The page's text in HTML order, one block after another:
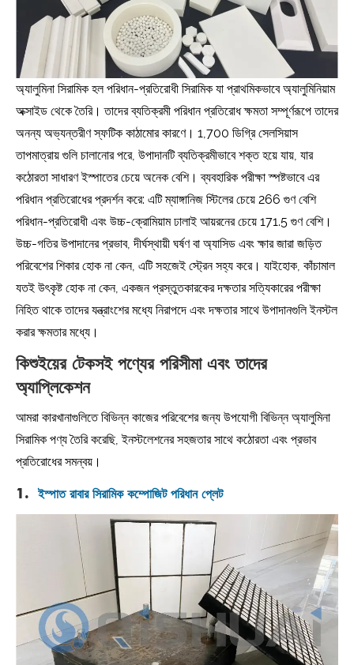
অ্যালুমিনা সিরামিক হল পরিধান-প্রতিরোধী সিরামিক যা প্রাথমিকভাবে অ্যালুমিনিয়াম
অক্সাইড থেকে তৈরি। তাদের ব্যতিক্রমী পরিধান প্রতিরোধ ক্ষমতা সম্পূর্ণরূপে তাদের
অনন্য অভ্যন্তরীণ স্ফটিক কাঠামোর কারণে। 1,700 ডিগ্রি সেলসিয়াস
তাপমাত্রায় গুলি চালানোর পরে, উপাদানটি ব্যতিক্রমীভাবে শক্ত হয়ে যায়, যার
কঠোরতা সাধারণ ইস্পাতের চেয়ে অনেক বেশি। ব্যবহারিক পরীক্ষা স্পষ্টভাবে এর
পরিধান প্রতিরোধের প্রদর্শন করে: এটি ম্যাঙ্গানিজ স্টিলের চেয়ে 266 গুণ বেশি
পরিধান-প্রতিরোধী এবং উচ্চ-ক্রোমিয়াম ঢালাই আয়রনের চেয়ে 171.5 গুণ বেশি।
উচ্চ-গতির উপাদানের প্রভাব, দীর্ঘস্থায়ী ঘর্ষণ বা অ্যাসিড এবং ক্ষার জারা জড়িত
পরিবেশের শিকার হোক না কেন, এটি সহজেই স্ট্রেন সহ্য করে। যাইহোক, কাঁচামাল
যতই উৎকৃষ্ট হোক না কেন, একজন প্রস্তুতকারকের দক্ষতার সত্যিকারের পরীক্ষা
নিহিত থাকে তাদের যন্ত্রাংশের মধ্যে নিরাপদে এবং দক্ষতার সাথে উপাদানগুলি ইনস্টল
করার ক্ষমতার মধ্যে।
কিশুইয়ের টেকসই পণ্যের পরিসীমা এবং তাদের
অ্যাপ্লিকেশন
আমরা কারখানাগুলিতে বিভিন্ন কাজের পরিবেশের জন্য উপযোগী বিভিন্ন অ্যালুমিনা
সিরামিক পণ্য তৈরি করেছি, ইনস্টলেশনের সহজতার সাথে কঠোরতা এবং প্রভাব
প্রতিরোধের সমন্বয়।
1.ইস্পাত রাবার সিরামিক কম্পোজিট পরিধান প্লেট